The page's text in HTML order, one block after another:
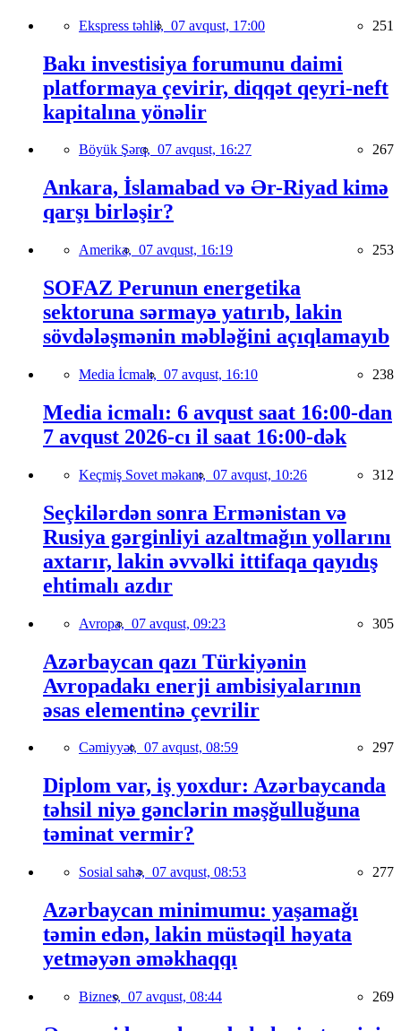
Ekspress təhlil, 07 avqust, 17:00 251
Bakı investisiya forumunu daimi
platformaya çevirir, diqqət qeyri-neft
kapitalına yönəlir
Böyük Şərq, 07 avqust, 16:27 267
Ankara, İslamabad və Ər-Riyad kimə
qarşı birləşir?
Amerika, 07 avqust, 16:19 253
SOFAZ Perunun energetika
sektoruna sərmayə yatırıb, lakin
sövdələşmənin məbləğini açıqlamayıb
Media İcmalı, 07 avqust, 16:10 238
Media icmalı: 6 avqust saat 16:00-dan
7 avqust 2026-cı il saat 16:00-dək
Keçmiş Sovet məkanı, 07 avqust, 10:26 312
Seçkilərdən sonra Ermənistan və
Rusiya gərginliyi azaltmağın yollarını
axtarır, lakin əvvəlki ittifaqa qayıdış
ehtimalı azdır
Avropa, 07 avqust, 09:23 305
Azərbaycan qazı Türkiyənin
Avropadakı enerji ambisiyalarının
əsas elementinə çevrilir
Cəmiyyət, 07 avqust, 08:59 297
Diplom var, iş yoxdur: Azərbaycanda
təhsil niyə gənclərin məşğulluğuna
təminat vermir?
Sosial sahə, 07 avqust, 08:53 277
Azərbaycan minimumu: yaşamağı
təmin edən, lakin müstəqil həyata
yetməyən əməkhaqqı
Biznes, 07 avqust, 08:44 269